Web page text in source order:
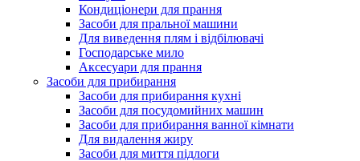
Кондиціонери для прання
Засоби для пральної машини
Для виведення плям і відбілювачі
Господарське мило
Аксесуари для прання
Засоби для прибирання
Засоби для прибирання кухні
Засоби для посудомийних машин
Засоби для прибирання ванної кімнати
Для видалення жиру
Засоби для миття підлоги